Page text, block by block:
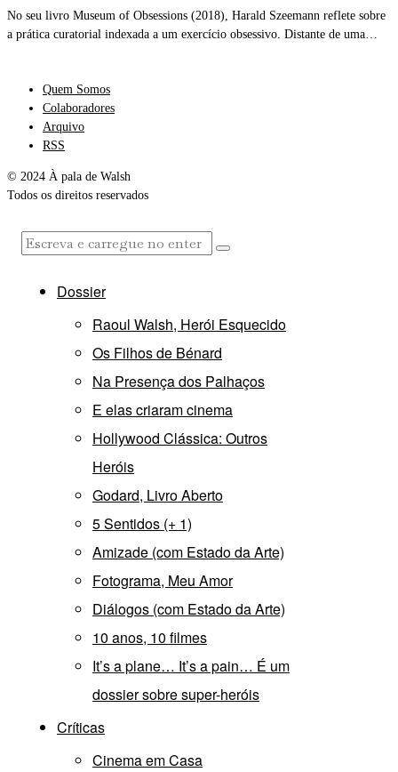
No seu livro Museum of Obsessions (2018), Harald Szeemann reflete sobre
a prática curatorial indexada a um exercício obsessivo. Distante de uma…
Quem Somos
Colaboradores
Arquivo
RSS
© 2024 À pala de Walsh
Todos os direitos reservados
Dossier
Raoul Walsh, Herói Esquecido
Os Filhos de Bénard
Na Presença dos Palhaços
E elas criaram cinema
Hollywood Clássica: Outros
Heróis
Godard, Livro Aberto
5 Sentidos (+ 1)
Amizade (com Estado da Arte)
Fotograma, Meu Amor
Diálogos (com Estado da Arte)
10 anos, 10 filmes
It’s a plane… It’s a pain… É um
dossier sobre super-heróis
Críticas
Cinema em Casa